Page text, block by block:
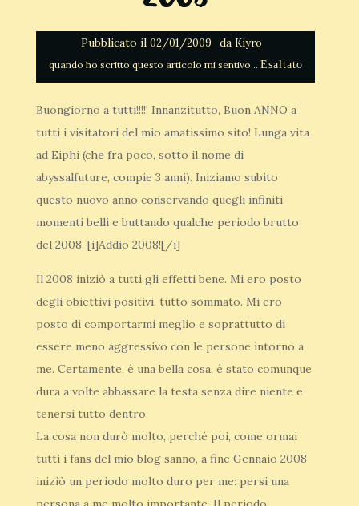
Pubblicato il 02/01/2009 da Kiyro
Esaltato
Buongiorno a tutti!!!!! Innanzitutto, Buon ANNO a
tutti i visitatori del mio amatissimo sito! Lunga vita
ad Eiphi (che fra poco, sotto il nome di
abyssalfuture, compie 3 anni). Iniziamo subito
questo nuovo anno conservando quegli infiniti
momenti belli e buttando qualche periodo brutto
del 2008. [i]Addio 2008![/i]
Il 2008 iniziò a tutti gli effetti bene. Mi ero posto
degli obiettivi positivi, tutto sommato. Mi ero
posto di comportarmi meglio e soprattutto di
essere meno aggressivo con le persone intorno a
me. Certamente, è una bella cosa, è stato comunque
dura a volte abbassare la testa senza dire niente e
tenersi tutto dentro.
La cosa non durò molto, perché poi, come ormai
tutti i fans del mio blog sanno, a fine Gennaio 2008
iniziò un periodo molto duro per me: persi una